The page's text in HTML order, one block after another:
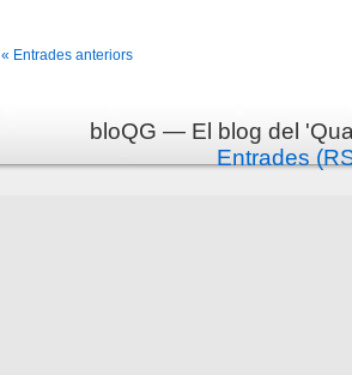
« Entrades anteriors
bloQG — El blog del
Entrades